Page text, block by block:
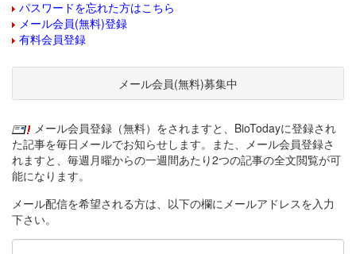
パスワードを忘れた方はこちら
メール会員(無料)登録
有料会員登録
メール会員(無料)募集中
メール会員登録（無料）をされますと、BioTodayに登録され
た記事を毎日メールでお知らせします。また、メール会員登録さ
れますと、毎週月曜からの一週間あたり2つの記事の全文閲覧が可
能になります。
メール配信を希望される方は、以下の欄にメールアドレスを入力
下さい。